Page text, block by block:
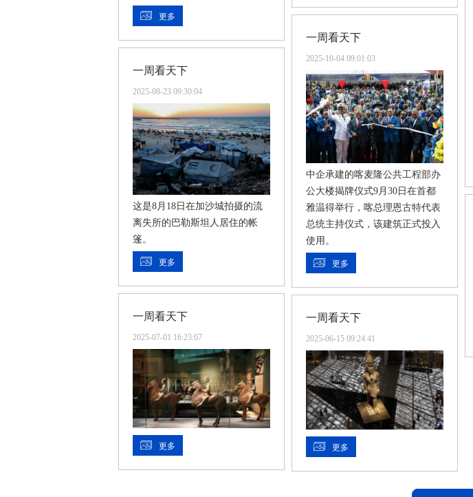
更多
一周看天下
2025-10-04 09:01:03
中企承建的喀麦隆公共工程部办
公大楼揭牌仪式9月30日在首都
雅温得举行，喀总理恩古特代表
总统主持仪式，该建筑正式投入
使用。
更多
一周看天下
2025-08-23 09:30:04
这是8月18日在加沙城拍摄的流
离失所的巴勒斯坦人居住的帐
篷。
更多
一周看天下
2025-07-01 16:23:07
更多
一周看天下
2025-06-15 09:24:41
更多